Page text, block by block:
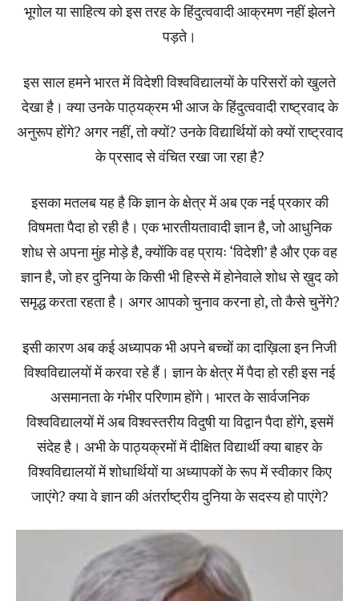
भूगोल या साहित्य को इस तरह के हिंदुत्ववादी आक्रमण नहीं झेलने
पड़ते।
इस साल हमने भारत में विदेशी विश्वविद्यालयों के परिसरों को खुलते
देखा है। क्या उनके पाठ्यक्रम भी आज के हिंदुत्ववादी राष्ट्रवाद के
अनुरूप होंगे? अगर नहीं, तो क्यों? उनके विद्यार्थियों को क्यों राष्ट्रवाद
के प्रसाद से वंचित रखा जा रहा है?
इसका मतलब यह है कि ज्ञान के क्षेत्र में अब एक नई प्रकार की
विषमता पैदा हो रही है। एक भारतीयतावादी ज्ञान है, जो आधुनिक
शोध से अपना मुंह मोड़े है, क्योंकि वह प्रायः ‘विदेशी’ है और एक वह
ज्ञान है, जो हर दुनिया के किसी भी हिस्से में होनेवाले शोध से ख़ुद को
समृद्ध करता रहता है। अगर आपको चुनाव करना हो, तो कैसे चुनेंगे?
इसी कारण अब कई अध्यापक भी अपने बच्चों का दाख़िला इन निजी
विश्वविद्यालयों में करवा रहे हैं। ज्ञान के क्षेत्र में पैदा हो रही इस नई
असमानता के गंभीर परिणाम होंगे। भारत के सार्वजनिक
विश्वविद्यालयों में अब विश्वस्तरीय विदुषी या विद्वान पैदा होंगे, इसमें
संदेह है। अभी के पाठ्यक्रमों में दीक्षित विद्यार्थी क्या बाहर के
विश्वविद्यालयों में शोधार्थियों या अध्यापकों के रूप में स्वीकार किए
जाएंगे? क्या वे ज्ञान की अंतर्राष्ट्रीय दुनिया के सदस्य हो पाएंगे?